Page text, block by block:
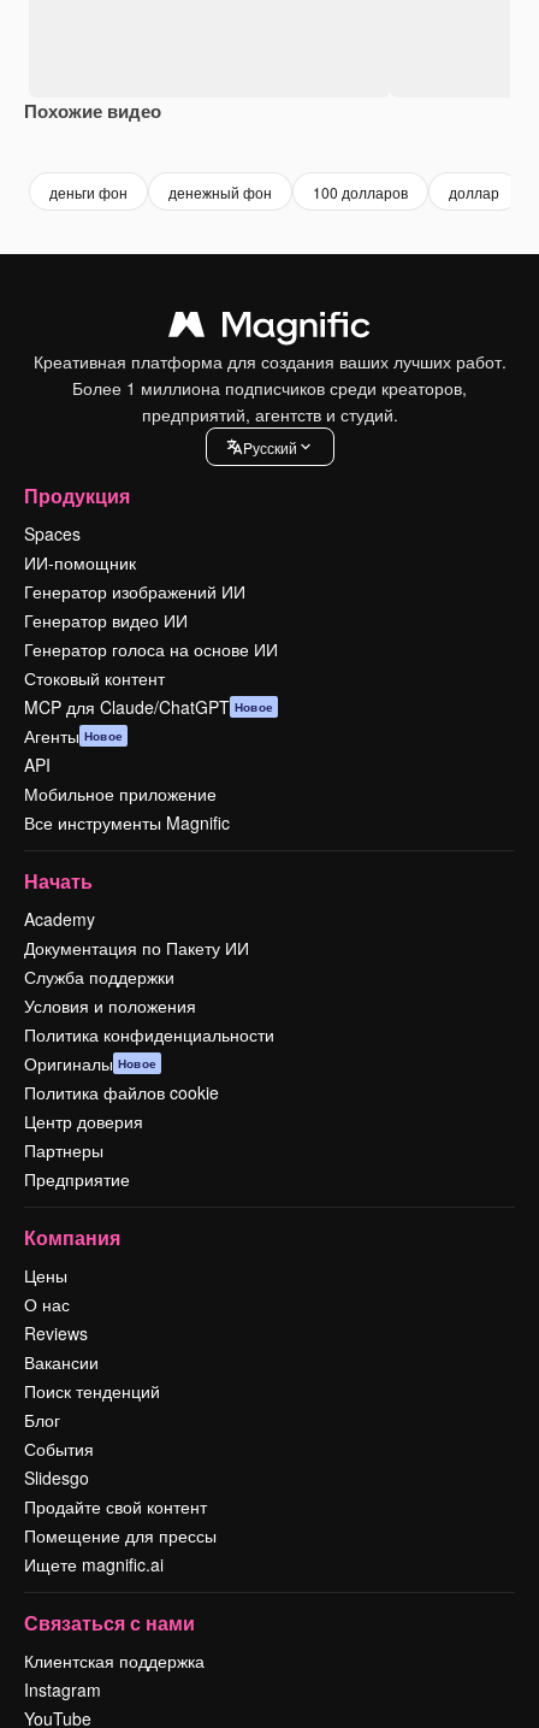
Похожие видео
деньги фон денежный фон 100 долларов доллар
Креативная платформа для создания ваших лучших работ.
Более 1 миллиона подписчиков среди креаторов,
предприятий, агентств и студий.
Pусский
Продукция
Spaces
ИИ-помощник
Генератор изображений ИИ
Генератор видео ИИ
Генератор голоса на основе ИИ
Стоковый контент
MCP для Claude/ChatGPT Новое
Агенты Новое
API
Мобильное приложение
Все инструменты Magnific
Начать
Academy
Документация по Пакету ИИ
Служба поддержки
Условия и положения
Политика конфиденциальности
Оригиналы Новое
Политика файлов cookie
Центр доверия
Партнеры
Предприятие
Компания
Цены
О нас
Reviews
Вакансии
Поиск тенденций
Блог
События
Slidesgo
Продайте свой контент
Помещение для прессы
Ищете magnific.ai
Связаться с нами
Клиентская поддержка
Instagram
YouTube